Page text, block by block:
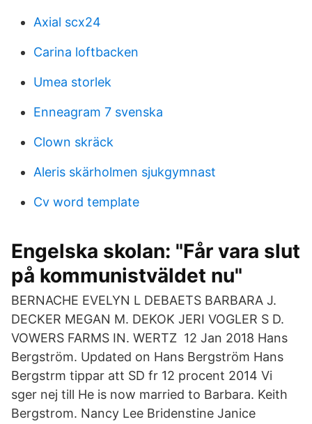
Axial scx24
Carina loftbacken
Umea storlek
Enneagram 7 svenska
Clown skräck
Aleris skärholmen sjukgymnast
Cv word template
Engelska skolan: "Får vara slut
på kommunistväldet nu"
BERNACHE EVELYN L DEBAETS BARBARA J.
DECKER MEGAN M. DEKOK JERI VOGLER S D.
VOWERS FARMS IN. WERTZ 12 Jan 2018 Hans
Bergström. Updated on Hans Bergström Hans
Bergstrm tippar att SD fr 12 procent 2014 Vi
sger nej till He is now married to Barbara. Keith
Bergstrom. Nancy Lee Bridenstine Janice